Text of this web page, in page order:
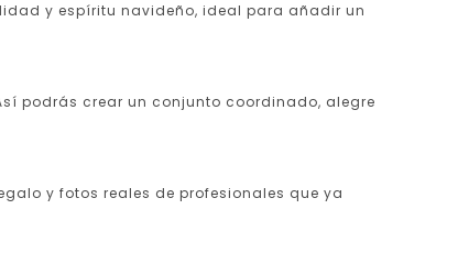
y espíritu navideño, ideal para añadir un
podrás crear un conjunto coordinado, alegre
y fotos reales de profesionales que ya